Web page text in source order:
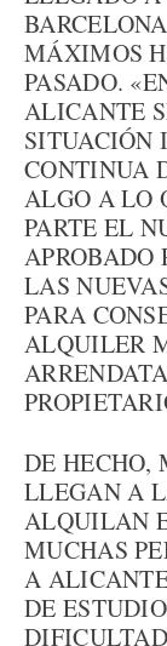
MÁXIMOS
PASADO.
ALICANTE
SITUACIÓN
CONTINUA
ALGO A LO
PARTE EL
APROBADO
LAS
PARA
ALQUILER
DE HECHO,
LLEGAN A
ALQUILAN
MUCHAS
A
DE